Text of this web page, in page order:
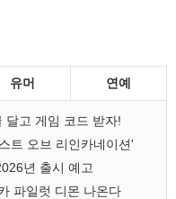
유머 연예
고 게임 코드 받자!
트 오브 리인카네이션'
년 출시 예고
파일럿 디몬 나온다